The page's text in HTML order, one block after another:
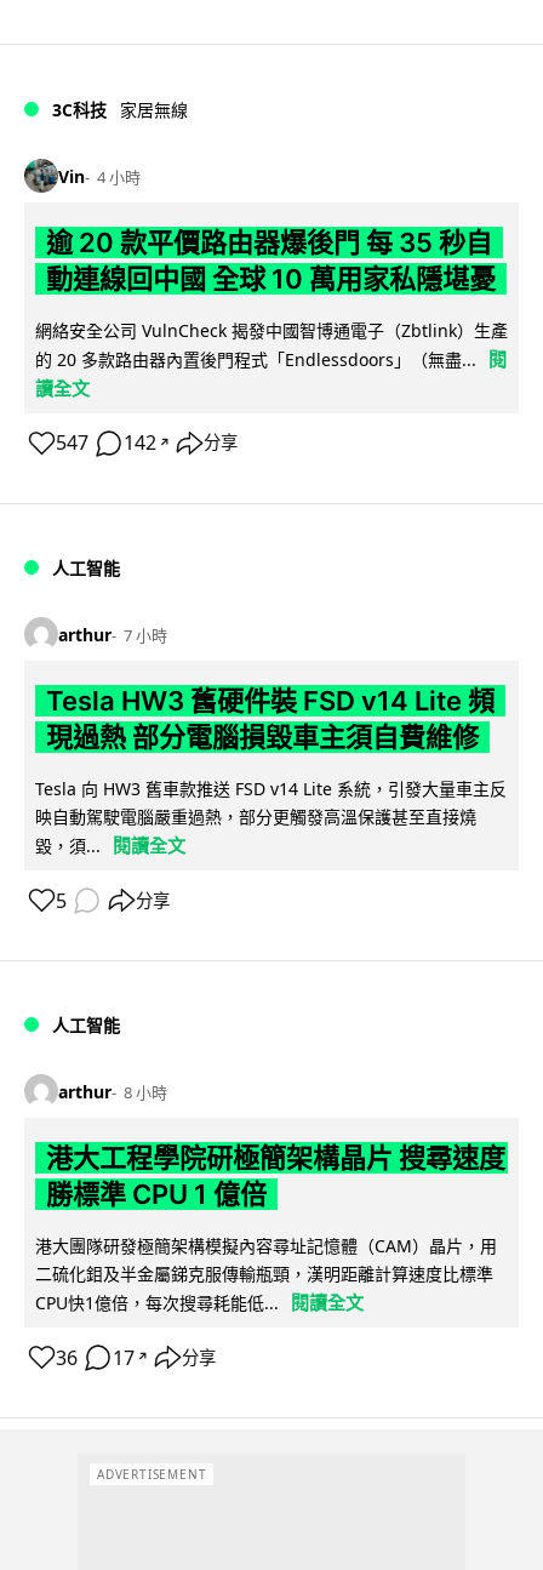
3C科技 家居無線
Vin 4 小時
逾 20 款平價路由器爆後門 每 35 秒自
動連線回中國 全球 10 萬用家私隱堪憂
網絡安全公司 VulnCheck 揭發中國智博通電子（Zbtlink）生產
的 20 多款路由器內置後門程式「Endlessdoors」（無盡...
閱
讀全文
547 142 ↗ 分享
人工智能
arthur 7 小時
Tesla HW3 舊硬件裝 FSD v14 Lite 頻
現過熱 部分電腦損毀車主須自費維修
Tesla 向 HW3 舊車款推送 FSD v14 Lite 系統，引發大量車主反
映自動駕駛電腦嚴重過熱，部分更觸發高溫保護甚至直接燒
毀，須...
閱讀全文
5 分享
人工智能
arthur 8 小時
港大工程學院研極簡架構晶片 搜尋速度
勝標準 CPU 1 億倍
港大團隊研發極簡架構模擬內容尋址記憶體（CAM）晶片，用
二硫化鉬及半金屬銻克服傳輸瓶頸，漢明距離計算速度比標準
CPU快1億倍，每次搜尋耗能低...
閱讀全文
36 17 ↗ 分享
ADVERTISEMENT